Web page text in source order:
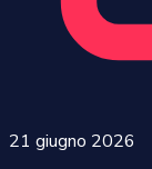
21 giugno 2026